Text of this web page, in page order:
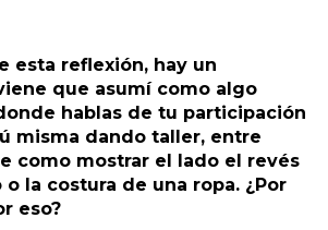
esta reflexión, hay un
que asumí como algo
hablas de tu participación
misma dando taller, entre
como mostrar el lado el revés
la costura de una ropa. ¿Por
eso?